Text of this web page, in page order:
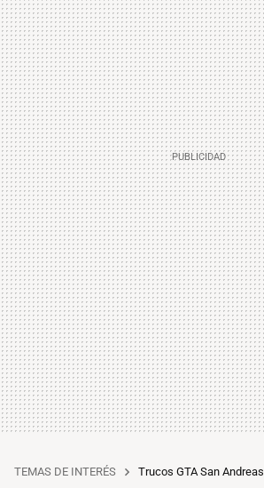
TEMAS DE INTERÉS Trucos GTA San Andreas